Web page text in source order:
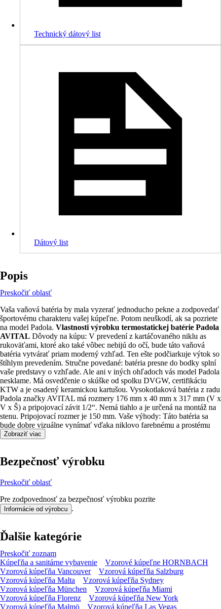
Technický dátový list
Dátový list
Popis
Preskočiť oblasť
Vaša vaňová batéria by mala vyzerať jednoducho pekne a zodpovedať
športovému charakteru vašej kúpeľne. Potom neuškodí, ak sa pozriete
na model Padola. Vlastnosti výrobku termostatickej batérie Padola
AVITAL Dôvody na kúpu: V prevedení z kartáčovaného niklu as
rukoväťami, ktoré ako také vôbec nebijú do očí, bude táto vaňová
batéria vytvárať priam moderný vzhľad. Ten ešte podčiarkuje výtok so
štíhlym prevedením. Stručne povedané: batéria presne do bodky splní
vaše predstavy o vzhľade. Ale ani v iných ohľadoch vás model Padola
nesklame. Má osvedčenie o skúške od spolku DVGW, certifikáciu
KTW a je osadený keramickou kartušou. Vysokotlaková batéria z radu
Padola značky AVITAL má rozmery 176 mm x 40 mm x 317 mm (V x
V x Š) a pripojovací závit 1/2“. Nemá tiahlo a je určená na montáž na
stenu. Pripojovací rozmer je 150 mm. Vaše výhody: Táto batéria sa
bude dobre vizuálne vynímať vďaka niklovo farebnému a prostému
prevedeniu.
Zobraziť viac
Bezpečnosť výrobku
Preskočiť oblasť
Pre zodpovednosť za bezpečnosť výrobku pozrite
Informácie od výrobcu .
Ďalšie kategórie
Preskočiť zoznam
Kúpeľňa a sanitárne vybavenie
Vzorové kúpeľne HORNBACH
Vzorová kúpeľňa Vancouver
Vzorová kúpeľňa Salzburg
Vzorová kúpeľňa Malta
Vzorová kúpeľňa Sydney
Vzorová kúpeľňa München
Vzorová kúpeľňa Miami
Vzorová kúpeľňa Florenz
Vzorová kúpeľňa New York
Vzorová kúpeľňa Malmö
Vzorová kúpeľňa Las Vegas